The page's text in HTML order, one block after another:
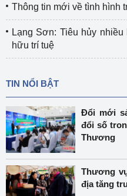
Thông tin mới về tình hình
Lạng Sơn: Tiêu hủy
hữu trí tuệ
TIN NỔI BẬT
Đổi mới
đổi số
Thương
Thương
địa tăng